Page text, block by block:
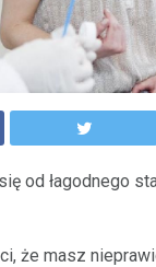
od łagodnego
że masz